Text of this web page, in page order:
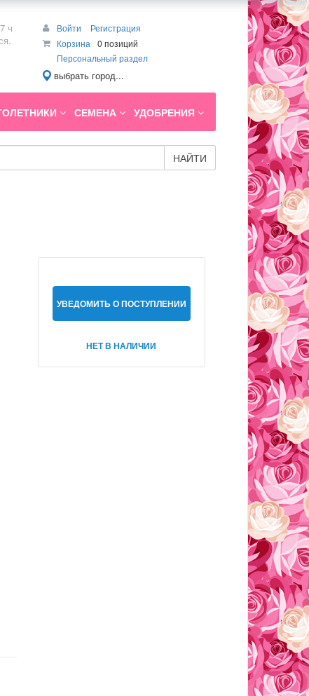
ч
Войти
Регистрация
Корзина
0 позиций
Персональный раздел
выбрать город...
СЕМЕНА УДОБРЕНИЯ
НАЙТИ
УВЕДОМИТЬ О ПОСТУПЛЕНИИ
НЕТ В НАЛИЧИИ